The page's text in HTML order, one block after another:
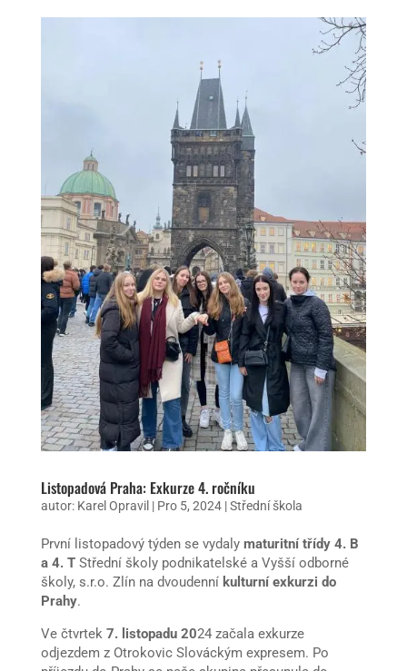
Listopadová Praha: Exkurze 4. ročníku
autor: Karel Opravil | Pro 5, 2024|Střední škola
První listopadový týden se vydaly maturitní třídy 4. B
a 4. TStřední školy podnikatelské a Vyšší odborné
školy, s.r.o. Zlín na dvoudenní kulturní exkurzi do
Prahy.
Ve čtvrtek 7. listopadu 2024 začala exkurze
odjezdem z Otrokovic Slováckým expresem. Po